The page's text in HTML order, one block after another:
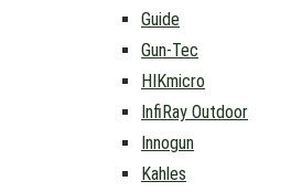
Guide
Gun-Tec
HIKmicro
InfiRay Outdoor
Innogun
Kahles